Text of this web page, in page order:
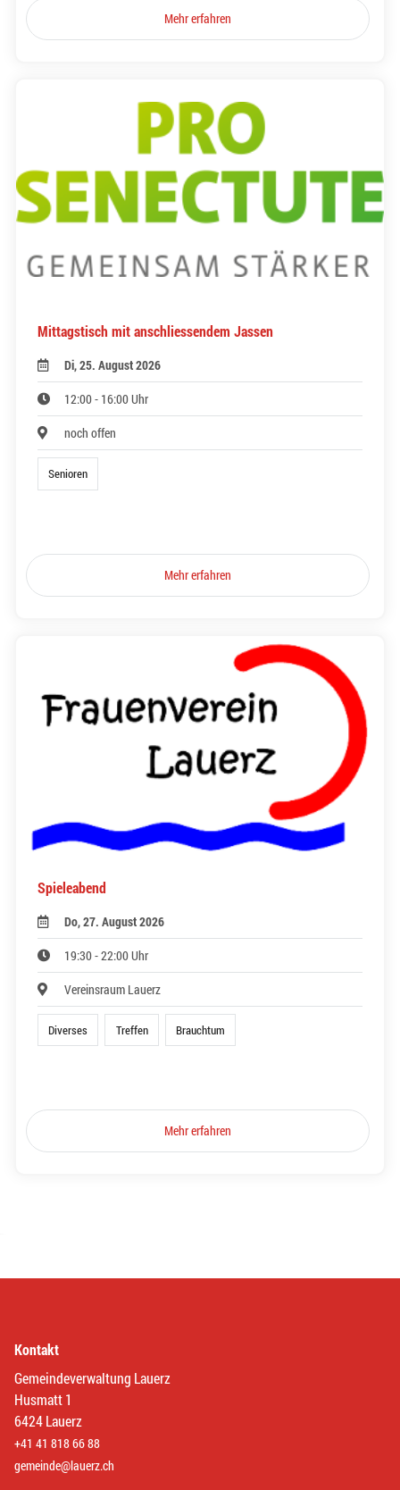
Mehr erfahren
Mittagstisch mit anschliessendem Jassen
Di, 25. August 2026
12:00 - 16:00 Uhr
noch offen
Senioren
Mehr erfahren
Spieleabend
Do, 27. August 2026
19:30 - 22:00 Uhr
Vereinsraum Lauerz
Diverses Treffen Brauchtum
Mehr erfahren
Kontakt
Gemeindeverwaltung Lauerz
Husmatt 1
6424 Lauerz
+41 41 818 66 88
gemeinde@lauerz.ch